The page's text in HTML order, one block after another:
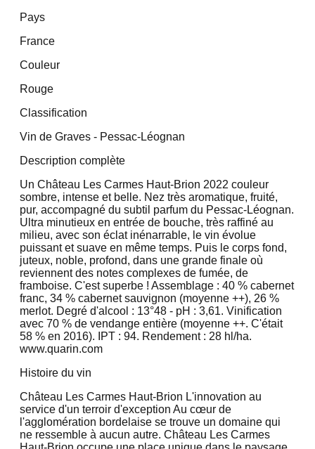
Pays
France
Couleur
Rouge
Classification
Vin de Graves - Pessac-Léognan
Description complète
Un Château Les Carmes Haut-Brion 2022 couleur
sombre, intense et belle. Nez très aromatique, fruité,
pur, accompagné du subtil parfum du Pessac-Léognan.
Ultra minutieux en entrée de bouche, très raffiné au
milieu, avec son éclat inénarrable, le vin évolue
puissant et suave en même temps. Puis le corps fond,
juteux, noble, profond, dans une grande finale où
reviennent des notes complexes de fumée, de
framboise. C'est superbe ! Assemblage : 40 % cabernet
franc, 34 % cabernet sauvignon (moyenne ++), 26 %
merlot. Degré d'alcool : 13°48 - pH : 3,61. Vinification
avec 70 % de vendange entière (moyenne ++. C'était
58 % en 2016). IPT : 94. Rendement : 28 hl/ha.
www.quarin.com
Histoire du vin
Château Les Carmes Haut-Brion L'innovation au
service d'un terroir d'exception Au cœur de
l'agglomération bordelaise se trouve un domaine qui
ne ressemble à aucun autre. Château Les Carmes